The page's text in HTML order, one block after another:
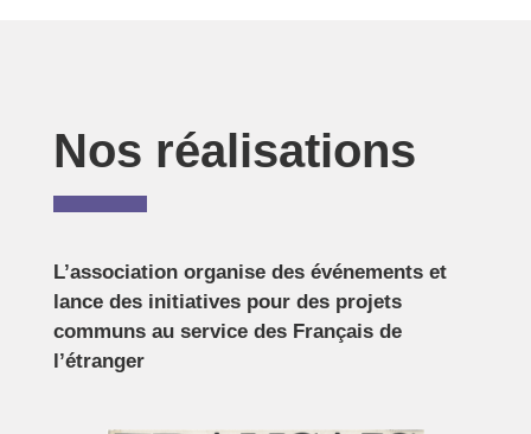
Nos réalisations
L’association organise des événements et
lance des initiatives pour des projets
communs au service des Français de
l’étranger